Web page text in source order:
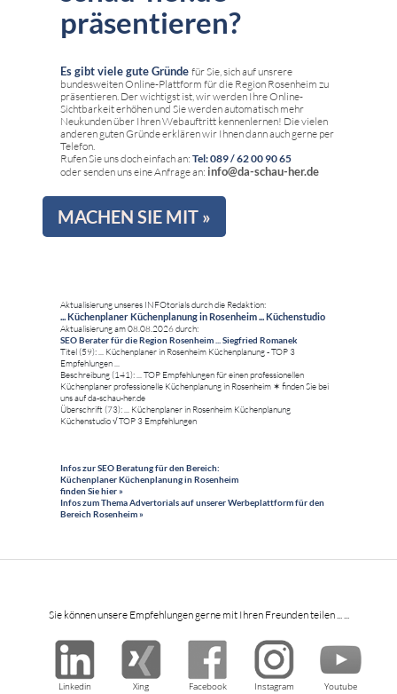
präsentieren?
Es gibt viele gute Gründe für Sie, sich auf unsrere
bundesweiten Online-Plattform für die Region Rosenheim zu
präsentieren. Der wichtigst ist, wir werden Ihre Online-
Sichtbarkeit erhöhen und Sie werden automatisch mehr
Neukunden über Ihren Webauftritt kennenlernen! Die vielen
anderen guten Gründe erklären wir Ihnen dann auch gerne per
Telefon.
Rufen Sie uns doch einfach an: Tel: 089 / 62 00 90 65
oder senden uns eine Anfrage an: info@da-schau-her.de
MACHEN SIE MIT »
Aktualisierung unseres INFOtorials durch die Redaktion:
... Küchenplaner Küchenplanung in Rosenheim ... Küchenstudio
Aktualisierung am 08.08.2026 durch:
SEO Berater für die Region Rosenheim ... Siegfried Romanek
Titel (59): ... Küchenplaner in Rosenheim Küchenplanung - TOP 3
Empfehlungen ...
Beschreibung (141): ... TOP Empfehlungen für einen professionellen
Küchenplaner professionelle Küchenplanung in Rosenheim ✶ finden Sie bei
uns auf da-schau-her.de
Überschrift (73): ... Küchenplaner in Rosenheim Küchenplanung
Küchenstudio √ TOP 3 Empfehlungen
Infos zur SEO Beratung für den Bereich:
Küchenplaner Küchenplanung in Rosenheim
finden Sie hier »
Infos zum Thema Advertorials auf unserer Werbeplattform für den
Bereich Rosenheim »
Sie können unsere Empfehlungen gerne mit Ihren Freunden teilen ... ...
Linkedin Xing Facebook Instagram Youtube